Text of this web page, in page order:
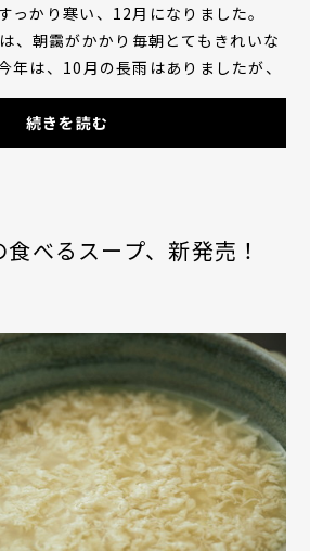
っかり寒い、12月になりました。
、朝靄がかかり毎朝とてもきれいな
年は、10月の長雨はありましたが、
こともなくひと安心。11月の...
続きを読む
べるスープ、新発売！